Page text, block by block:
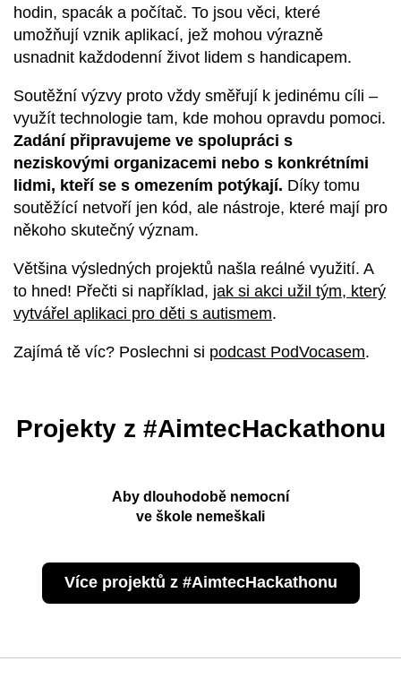
hodin, spacák a počítač. To jsou věci, které
umožňují vznik aplikací, jež mohou výrazně
usnadnit každodenní život lidem s handicapem.
Soutěžní výzvy proto vždy směřují k jedinému cíli –
využít technologie tam, kde mohou opravdu pomoci.
Zadání připravujeme ve spolupráci s
neziskovými organizacemi nebo s konkrétními
lidmi, kteří se s omezením potýkají. Díky tomu
soutěžící netvoří jen kód, ale nástroje, které mají pro
někoho skutečný význam.
Většina výsledných projektů našla reálné využití. A
to hned! Přečti si například, jak si akci užil tým, který
vytvářel aplikaci pro děti s autismem.
Zajímá tě víc? Poslechni si podcast PodVocasem.
Projekty z #AimtecHackathonu
Aby dlouhodobě nemocní
ve škole nemeškali
Více projektů z #AimtecHackathonu